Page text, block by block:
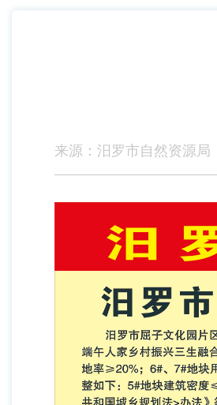
来源：汨罗市自然资源局